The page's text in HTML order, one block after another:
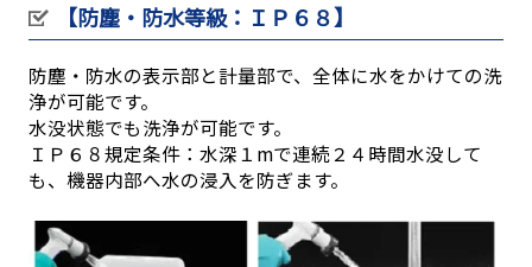
【防塵・防水等級：ＩＰ６８】
防塵・防水の表示部と計量部で、全体に水をかけての洗
浄が可能です。
水没状態でも洗浄が可能です。
ＩＰ６８規定条件：水深１mで連続２４時間水没して
も、機器内部へ水の浸入を防ぎます。